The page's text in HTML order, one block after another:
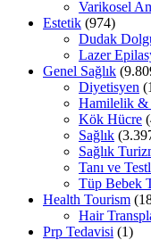
Varikosel
Estetik (974)
Dudak
Lazer
Genel Sağlık
Diyetisyen
Hamilelik &
Kök Hücre
Sağlık
Sağlık
Tanı ve
Tüp Bebek
Health Tourism
Hair
Prp Tedavisi (1)